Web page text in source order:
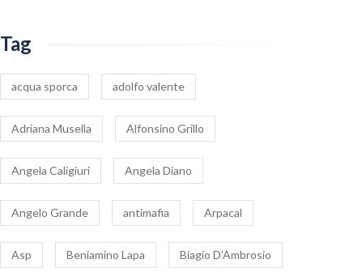
Tag
acqua sporca adolfo valente
Adriana Musella Alfonsino Grillo
Angela Caligiuri Angela Diano
Angelo Grande antimafia Arpacal
Asp Beniamino Lapa Biagio D’Ambrosio